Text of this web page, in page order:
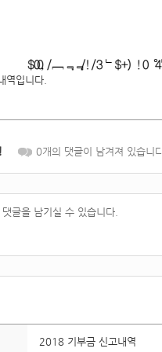
역입니다.
0개의 댓글이 남겨져 있습니
2018 기부금 신고내역